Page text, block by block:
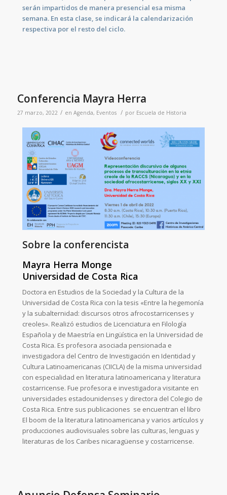
serán impartidos de manera presencial esa misma
semana. En esta clase, se indicará la calendarización
respectiva por el resto del ciclo.
Conferencia Mayra Herra
27 marzo, 2022 / en Agenda, Eventos / por Escuela de Historia
Sobre la conferencista
Mayra Herra Monge
Universidad de Costa Rica
Doctora en Estudios de la Sociedad y la Cultura de la
Universidad de Costa Rica con la tesis «Entre la hegemonía
y la subalternidad: discursos otros afrocostarricenses y
creoles». Realizó estudios de Licenciatura en Filología
Española y de Maestría en Lingüística en la Universidad de
Costa Rica. Es profesora asociada pensionada e
investigadora del Centro de Investigación en Identidad y
Cultura Latinoamericanas (CIICLA) de la misma universidad
con especialidad en literatura latinoamericana y literatura
costarricense. Fue profesora e investigadora visitante en
universidades estadounidenses y directora del Colegio de
Costa Rica. Entre sus publicaciones se encuentran el libro
El boom de la literatura latinoamericana y varios artículos y
producciones audiovisuales sobre las culturas, lenguas y
literaturas de los Caribes nicaragüense y costarricense.